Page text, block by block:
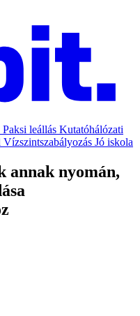
Paksi leállás Kutatóhálózati
Vízszintszabályozás Jó iskola
annak nyomán,